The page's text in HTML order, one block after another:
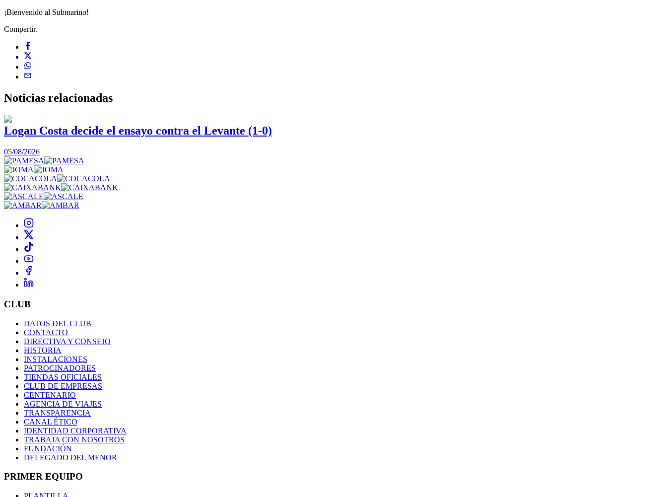
¡Bienvenido al Submarino!
Compartir.
Noticias relacionadas
Logan Costa decide el ensayo contra el Levante (1-0)
05/08/2026
CLUB
DATOS DEL CLUB
CONTACTO
DIRECTIVA Y CONSEJO
HISTORIA
INSTALACIONES
PATROCINADORES
TIENDAS OFICIALES
CLUB DE EMPRESAS
CENTENARIO
AGENCIA DE VIAJES
TRANSPARENCIA
CANAL ÉTICO
IDENTIDAD CORPORATIVA
TRABAJA CON NOSOTROS
FUNDACIÓN
DELEGADO DEL MENOR
PRIMER EQUIPO